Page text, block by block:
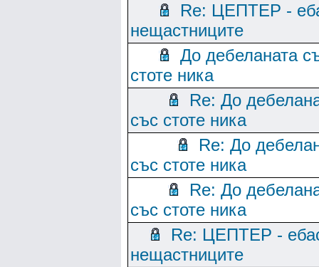
Re: ЦЕПТЕР -
нещастниците
До дебеланата
стоте ника
Re: До
със стоте ника
Re: До
със стоте ника
Re: До
със стоте ника
Re: ЦЕПТЕР -
нещастниците